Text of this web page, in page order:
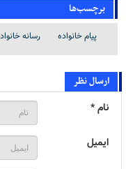
برچسب‌ها
پیام خانواده رسانه
ارسال نظر
نام *
ایمیل